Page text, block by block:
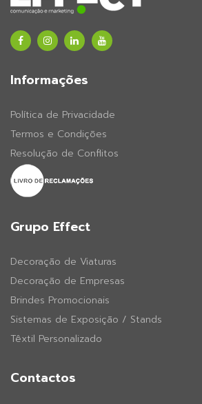
Informações
Política de Privacidade
Termos e Condições
Resolução de Conflitos
Grupo Effect
Decoração de Viaturas
Decoração de Empresas
Brindes Promocionais
Sistemas de Exposição / Stands
Têxtil Personalizado
Contactos